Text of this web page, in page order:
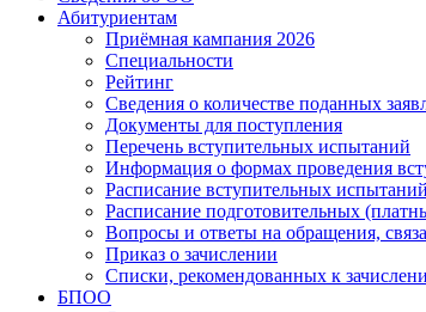
Абитуриентам
Приёмная кампания 2026
Специальности
Рейтинг
Сведения о количестве поданных
Документы для поступления
Перечень вступительных испытаний
Информация о формах проведения
Расписание вступительных испытаний
Расписание подготовительных
Вопросы и ответы на обращения,
Приказ о зачислении
Списки, рекомендованных к
БПОО